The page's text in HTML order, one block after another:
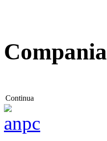
Compania
Continua